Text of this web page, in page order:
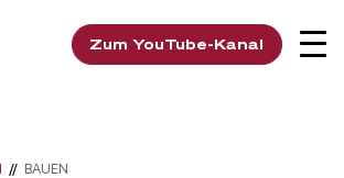
Zum YouTube-Kanal
// BAUEN